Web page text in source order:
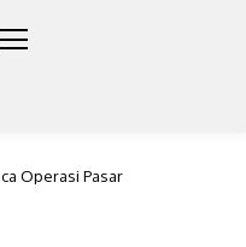
Operasi Pasar